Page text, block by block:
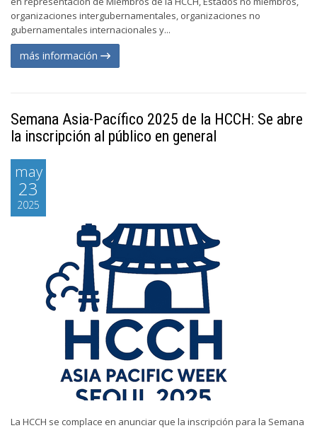
organizaciones intergubernamentales, organizaciones no
gubernamentales internacionales y...
más información
Semana Asia-Pacífico 2025 de la HCCH: Se abre
la inscripción al público en general
may
23
2025
La HCCH se complace en anunciar que la inscripción para la Semana